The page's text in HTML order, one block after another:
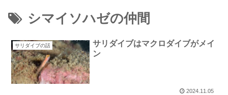
シマイソハゼの仲間
サリダイブの話
サリダイブはマクロダイブがメイ
ン
2024.11.05